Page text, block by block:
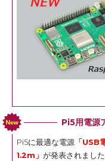
Pi5用電源
Pi5に最適な電源 「USB
1.2m」 が発表されました